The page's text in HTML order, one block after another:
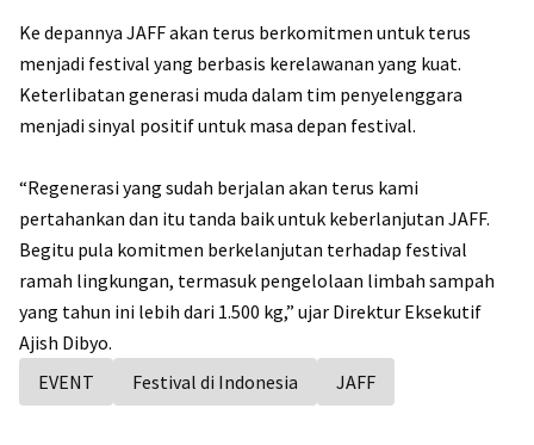
Ke depannya JAFF akan terus berkomitmen untuk terus
menjadi festival yang berbasis kerelawanan yang kuat.
Keterlibatan generasi muda dalam tim penyelenggara
menjadi sinyal positif untuk masa depan festival.
“Regenerasi yang sudah berjalan akan terus kami
pertahankan dan itu tanda baik untuk keberlanjutan JAFF.
Begitu pula komitmen berkelanjutan terhadap festival
ramah lingkungan, termasuk pengelolaan limbah sampah
yang tahun ini lebih dari 1.500 kg,” ujar Direktur Eksekutif
Ajish Dibyo.
EVENT
Festival di Indonesia JAFF